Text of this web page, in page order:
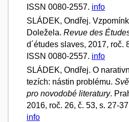
ISSN 0080-2557. info
SLÁDEK, Ondřej.
Doležela. Revue des
d´études slaves, 2017, roč.
ISSN 0080-2557. info
SLÁDEK, Ondřej. O
tezích: nástin problému.
pro novodobé literatury.
2016, roč. 26, č. 53, s. 27-
info